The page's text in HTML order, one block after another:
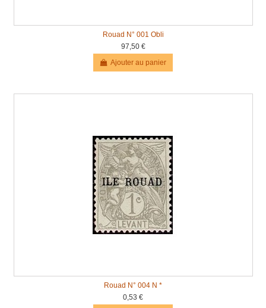
Rouad N° 001 Obli
97,50 €
Ajouter au panier
Rouad N° 004 N *
0,53 €